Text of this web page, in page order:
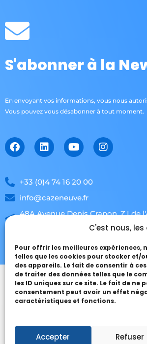
C'est nous, les
Pour offrir les meilleures expériences,
telles que les cookies pour stocker et/
des appareils. Le fait de consentir à
de traiter des données telles que le
les ID uniques sur ce site. Le fait de ne
consentement peut avoir un effet
caractéristiques et fonctions.
Accepter Refuser
S'abonner à la
En envoyant vos informations, vous nous
Vous pouvez vous désabonner à tout moment.
FacebookLinkedinYoutube
+33 (0)4 74 16 20 00
info@cazeneuve.fr
48A Avenue Denis Crapon, Z.I de
38780 Pont-Evêque, France.
Accueil Boutique